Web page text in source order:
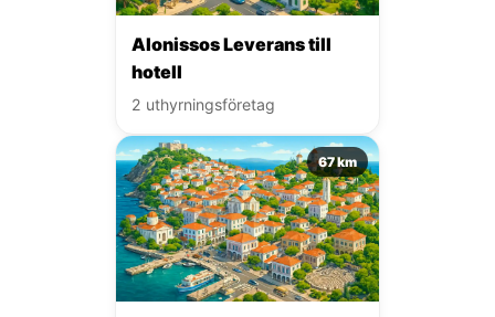
Alonissos Leverans till
hotell
2 uthyrningsföretag
67 km